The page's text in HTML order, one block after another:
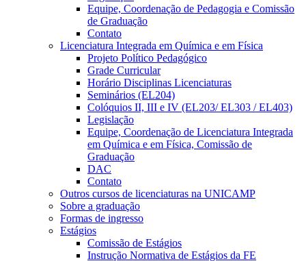
Equipe, Coordenação de Pedagogia e Comissão
de Graduação
Contato
Licenciatura Integrada em Química e em Física
Projeto Político Pedagógico
Grade Curricular
Horário Disciplinas Licenciaturas
Seminários (EL204)
Colóquios II, III e IV (EL203/ EL303 / EL403)
Legislação
Equipe, Coordenação de Licenciatura Integrada
em Química e em Física, Comissão de
Graduação
DAC
Contato
Outros cursos de licenciaturas na UNICAMP
Sobre a graduação
Formas de ingresso
Estágios
Comissão de Estágios
Instrução Normativa de Estágios da FE